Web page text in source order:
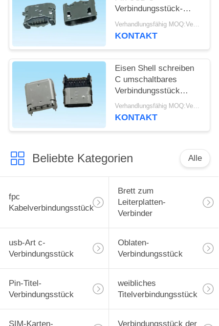
Verbindungsstück-
4.85mm mit Horn für
intelligenten
Verhandlungsfähig MOQ:Verhandelbar
KONTAKT
Eisen Shell schreiben
C umschaltbares
Verbindungsstück
weibliches Geschlecht
für schnelles Ladegerät
Verhandlungsfähig MOQ:Verhandelbar
KONTAKT
Beliebte Kategorien Alle
fpc
Kabelverbindungsstück
Brett zum
Leiterplatten-
Verbinder
usb-Art c-
Verbindungsstück
Oblaten-
Verbindungsstück
Pin-Titel-
Verbindungsstück
weibliches
Titelverbindungsstück
SIM-Karten- Verbindungsstück der